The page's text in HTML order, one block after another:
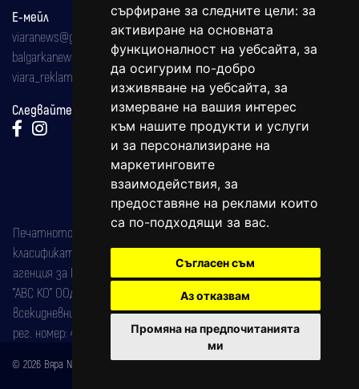
сърфиране за следните цели: за
активиране на основната
функционалност на уебсайта, за
да осигурим по-добро
изживяване на уебсайта, за
измерване на вашия интерес
към нашите продукти и услуги
и за персонализиране на
маркетинговите
взаимодействия, за
предоставяне на реклами които
са по-подходящи за вас.
Съгласен съм
Аз отказвам
Промяна на предпочитанията
ми
Е-мейл
viaranews@gmail.com
balgarkanews@gmail.com
viara_reklama@mail.bg
Следвайте ни:
Печатното издание на вестника е регистрирано в националния
класификатор на печатните издания (Българска национална
агенция за ISSN) под номер: ISSN 1312-4722.
"АВС КО" ООД е притежател на марката: Вяра информационен
всекидневник на югозападна България, със свидетелство за марка
рег. номер: 47857/11.05.2004 година.
© 2026 Вяра News Всички права запазени!